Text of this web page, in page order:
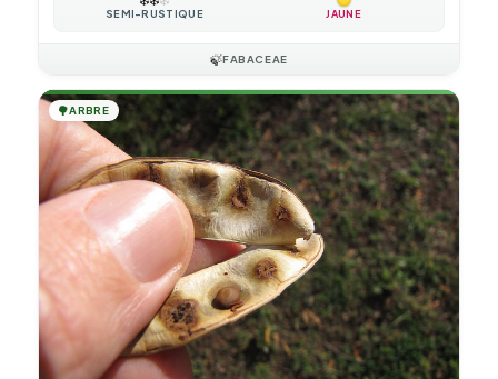
SEMI-RUSTIQUE JAUNE
🍃FABACEAE
🌳ARBRE